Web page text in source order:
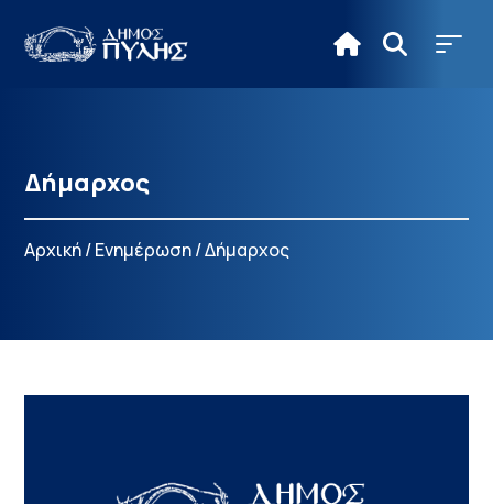
Δήμαρχος
Αρχική/Ενημέρωση/Δήμαρχος